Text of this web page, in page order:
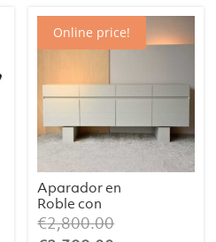
Online price!
Aparador en
Roble con
Acabado
Blanco Mate
€2,800.00El